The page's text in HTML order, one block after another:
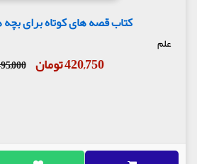
کتاب قصه های کوتاه برای
علم
420,750 تومان 495,000